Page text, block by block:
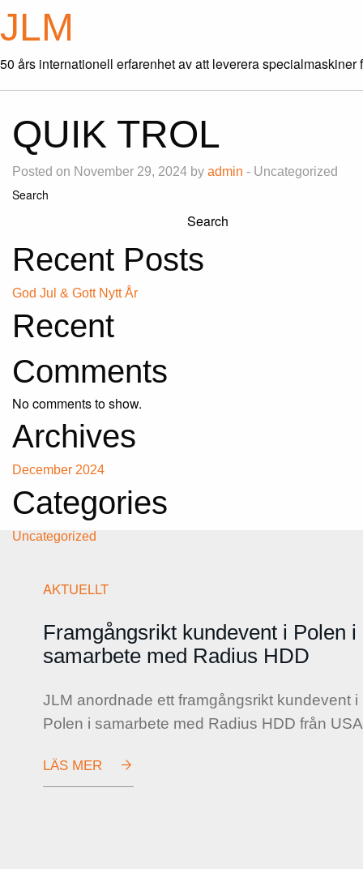
JLM
50 års internationell erfarenhet av att leverera
QUIK TROL
Posted on November 29, 2024 by admin - Uncategorized
Search
Search
Recent Posts
God Jul & Gott Nytt År
Recent
Comments
No comments to show.
Archives
December 2024
Categories
Uncategorized
AKTUELLT
Framgångsrikt kundevent i Polen i
samarbete med Radius HDD
JLM anordnade ett framgångsrikt kundevent i
Polen i samarbete med Radius HDD från
LÄS MER